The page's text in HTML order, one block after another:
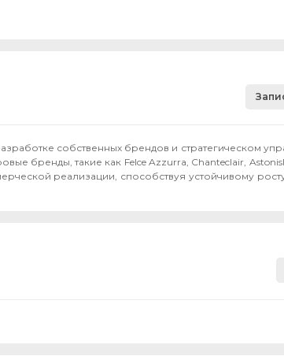
собственных брендов и стратегическом
бренды, такие как Felce Azzurra, Chanteclair,
реализации, способствуя устойчивому